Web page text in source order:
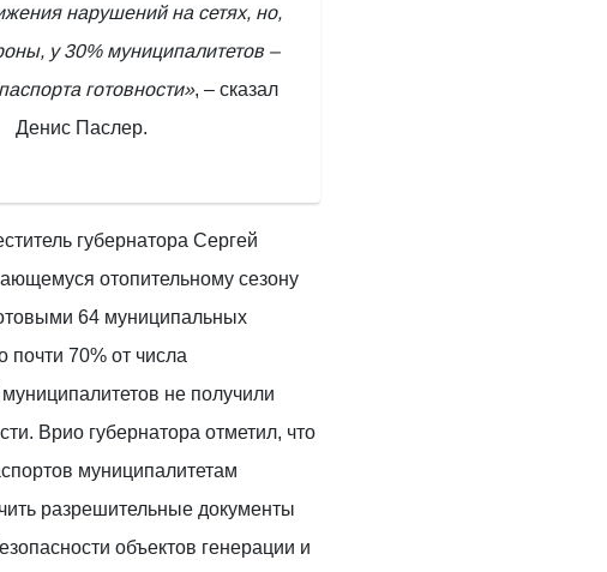
нарушений на сетях, но,
у 30% муниципалитетов –
готовности», – сказал
Денис Паслер.
губернатора Сергей
отопительному сезону
64 муниципальных
почти 70% от числа
не получили
Врио губернатора отметил, что
муниципалитетам
разрешительные документы
объектов генерации и